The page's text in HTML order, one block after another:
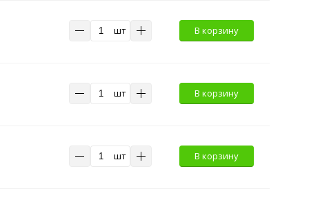
шт В корзину
шт В корзину
шт В корзину